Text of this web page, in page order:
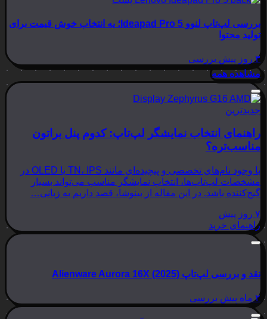
بررسی لپ‌تاپ لنوو Ideapad Pro 5؛ یه انتخاب خوش قیمت برای
تولید محتوا
۳ روز پیش
بررسی
مشاهده همه
جدیدترین
راهنمای انتخاب نمایشگر لپ‌تاپ: کدوم پنل براتون
مناسب‌تره؟
با وجود نام‌های تخصصی و پیچیده‌ای مانند TN، IPS یا OLED در
مشخصات لپ‌تاپ‌ها، انتخاب نمایشگر مناسب می‌تواند بسیار
گیج‌کننده باشد. در این مقاله از بینوشا، قصد داریم به زبانی…
۷ روز پیش
راهنمای خرید
نقد و بررسی لپ‌تاپ Alienware Aurora 16X (2025)
۲ ماه پیش بررسی